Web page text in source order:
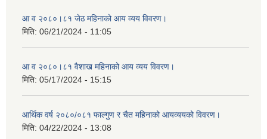
आ व २०८०।८१ जेठ महिनाको आय व्यय विवरण।
मिति: 06/21/2024 - 11:05
आ व २०८०।८१ वैशाख महिनाको आय व्यय विवरण।
मिति: 05/17/2024 - 15:15
आर्थिक वर्ष २०८०/०८१ फाल्गुण र चैत महिनाको आयव्ययको विवरण।
मिति: 04/22/2024 - 13:08